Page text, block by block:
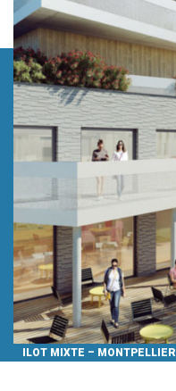
ILOT MIXTE – MONTPELLIER